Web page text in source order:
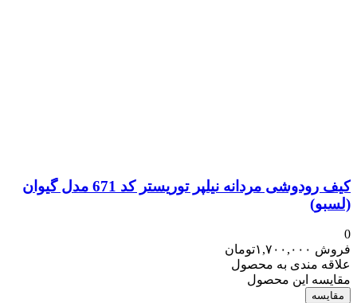
کیف رودوشی مردانه نیلپر توریستر کد 671 مدل گیوان
(لسبو)
0
فروش ۱,۷۰۰,۰۰۰تومان
علاقه مندی به محصول
مقایسه این محصول
مقایسه